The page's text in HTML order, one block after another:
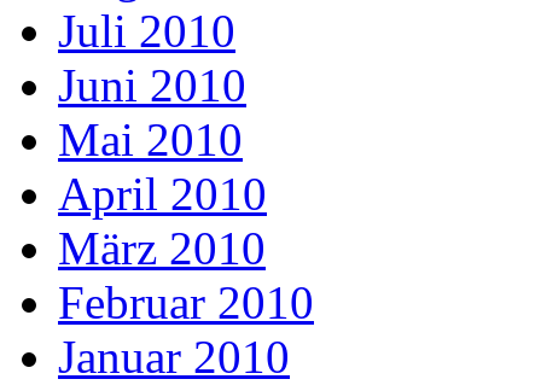
Juli 2010
Juni 2010
Mai 2010
April 2010
März 2010
Februar 2010
Januar 2010